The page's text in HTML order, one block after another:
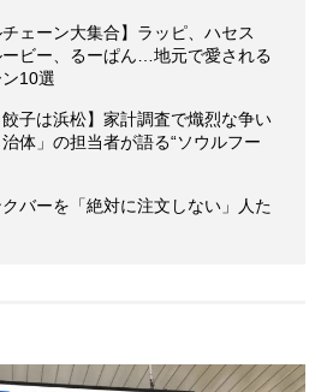
チェーン大集合】ラッピ、ハセス
ービー、るーぱん…地元で愛される
10選
餃子は浜松】家計調査で熾烈な争い
体」の担当者が語る“ソウルフー
バーを「絶対に注文しない」人た